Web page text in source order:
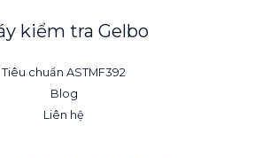
kiểm tra Gelbo
Tiêu chuẩn ASTMF392
Blog
Liên hệ